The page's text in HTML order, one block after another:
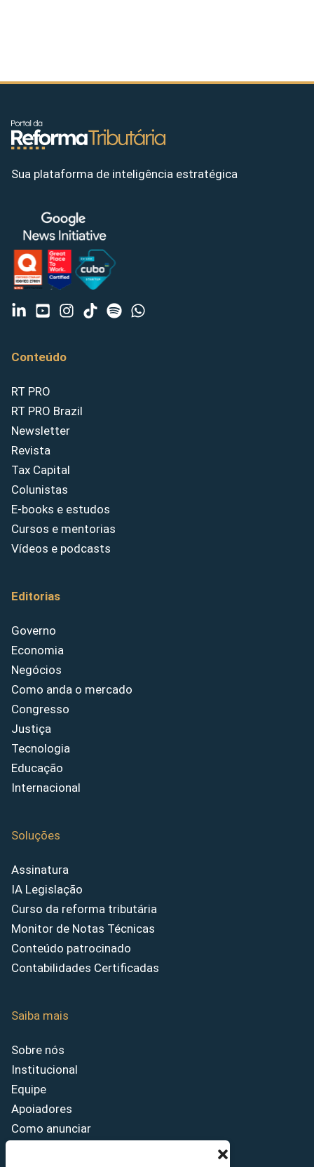
Sua plataforma de inteligência estratégica
Conteúdo
RT PRO
RT PRO Brazil
Newsletter
Revista
Tax Capital
Colunistas
E-books e estudos
Cursos e mentorias
Vídeos e podcasts
Editorias
Governo
Economia
Negócios
Como anda o mercado
Congresso
Justiça
Tecnologia
Educação
Internacional
Soluções
Assinatura
IA Legislação
Curso da reforma tributária
Monitor de Notas Técnicas
Conteúdo patrocinado
Contabilidades Certificadas
Saiba mais
Sobre nós
Institucional
Equipe
Apoiadores
Como anunciar